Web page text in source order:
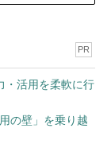
PR
・活用を柔軟に行
の壁」を乗り越